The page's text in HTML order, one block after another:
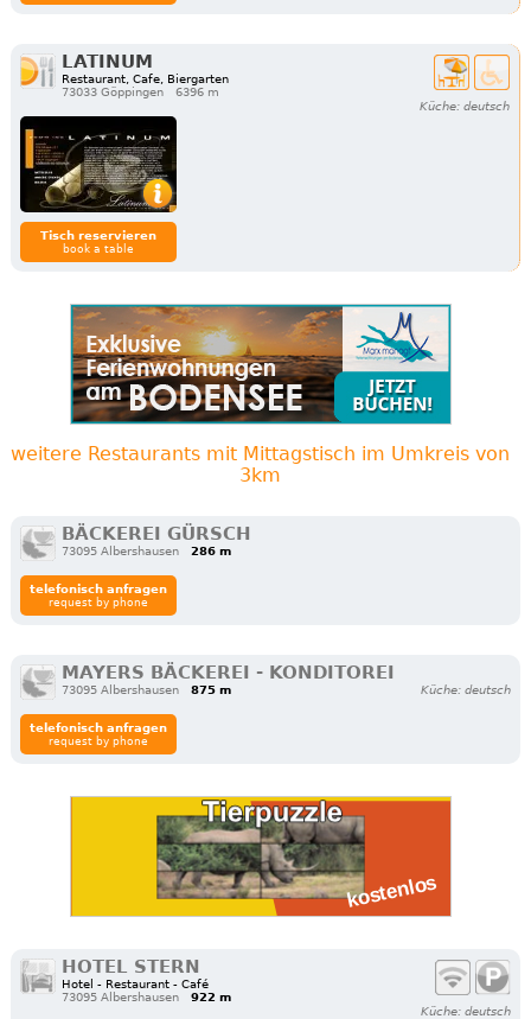
LATINUM
Restaurant, Cafe, Biergarten
73033 Göppingen
6396 m
Küche: deutsch
Tisch reservieren
book a table
weitere Restaurants mit Mittagstisch im Umkreis von
3km
BÄCKEREI GÜRSCH
73095 Albershausen 286 m
telefonisch anfragen
request by phone
MAYERS BÄCKEREI - KONDITOREI
73095 Albershausen 875 m Küche: deutsch
telefonisch anfragen
request by phone
HOTEL STERN
Hotel - Restaurant - Café
73095 Al­bers­hau­sen
922 m
Küche: deutsch